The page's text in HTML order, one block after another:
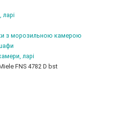
з морозильною камерою
ларі
FNS 4782 D bst